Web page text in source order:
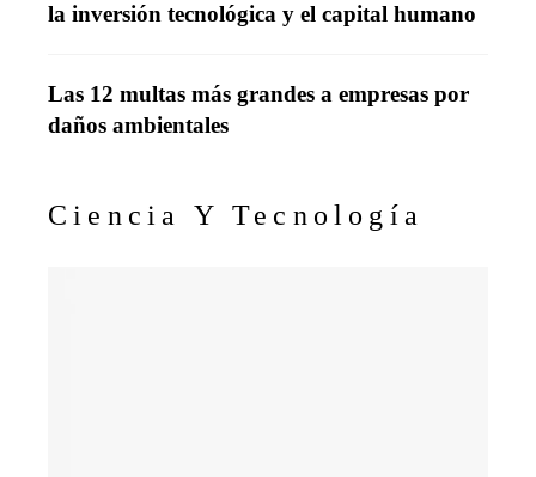
la inversión tecnológica y el capital humano
Las 12 multas más grandes a empresas por
daños ambientales
Ciencia Y Tecnología